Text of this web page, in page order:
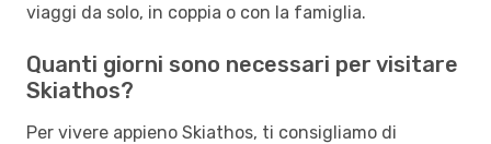
viaggi da solo, in coppia o con la famiglia.
Quanti giorni sono necessari per visitare
Skiathos?
Per vivere appieno Skiathos, ti consigliamo di